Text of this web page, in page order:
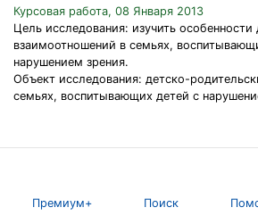
Курсовая работа, 08 Января 2013
Цель исследования: изучить
взаимоотношений в семьях,
нарушением зрения.
Объект исследования: детско-
семьях, воспитывающих детей с
Премиум+ Поиск